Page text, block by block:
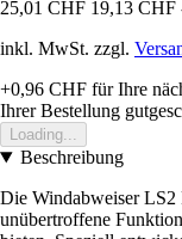
25,01 CHF 19,13 CHF
inkl. MwSt. zzgl.
+0,96 CHF für Ihre
Ihrer Bestellung
Loading...
Beschreibung
Die Windabweiser LS2
unübertroffene